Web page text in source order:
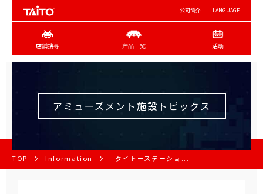
公司简介 LANGUAGE
店舖搜寻 产品一览 活动
アミューズメント施設トピックス
TOP Information 「タイトーステーショ...